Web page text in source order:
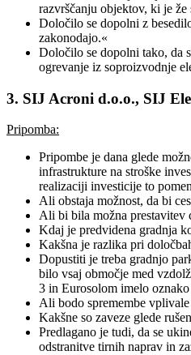
razvrščanju objektov, ki je
Določilo se dopolni z
zakonodajo.«
Določilo se dopolni tako, da
ogrevanje iz soproizvodnje
3. SIJ Acroni d.o.o., SIJ
Pripomba:
Pripombe je dana glede
infrastrukture na stroške
realizaciji investicije to
Ali obstaja možnost, da bi
Ali bi bila možna prestavitev
Kdaj je predvidena gradnja
Kakšna je razlika pri
Dopustiti je treba gradnjo
bilo vsaj območje med
3 in Eurosolom imelo
Ali bodo spremembe
Kakšne so zaveze glede
Predlagano je tudi, da se
odstranitve tirnih naprav in